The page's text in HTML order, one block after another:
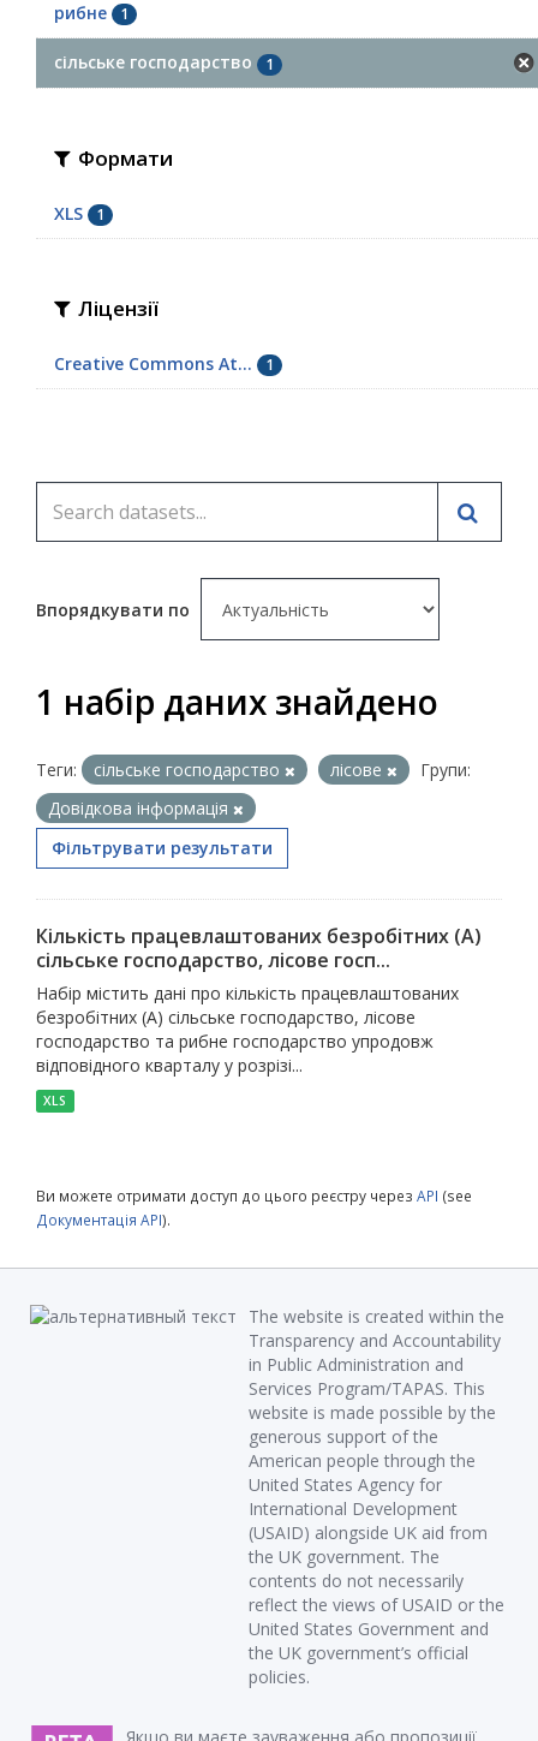
рибне 1
сільське господарство 1
Формати
XLS 1
Ліцензії
Creative Commons At... 1
Впорядкувати по
1 набір даних знайдено
Теги: сільське господарство лісове
Групи:
Довідкова інформація
Фільтрувати результати
Кількість працевлаштованих безробітних (А)
сільське господарство, лісове госп...
Набір містить дані про кількість працевлаштованих
безробітних (А) сільське господарство, лісове
господарство та рибне господарство упродовж
відповідного кварталу у розрізі...
XLS
Ви можете отримати доступ до цього реєстру через API (see
Документація API).
The website is created within the
Transparency and Accountability
in Public Administration and
Services Program/TAPAS. This
website is made possible by the
generous support of the
American people through the
United States Agency for
International Development
(USAID) alongside UK aid from
the UK government. The
contents do not necessarily
reflect the views of USAID or the
United States Government and
the UK government’s official
policies.